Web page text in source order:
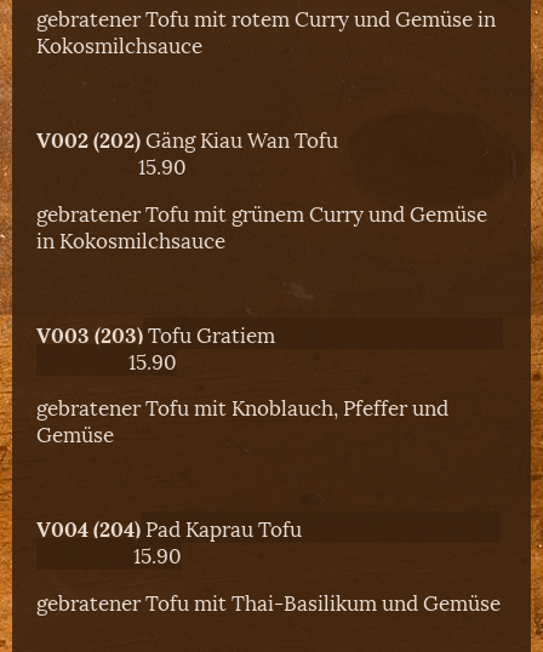
gebratener Tofu mit rotem Curry und Gemüse in
Kokosmilchsauce
V002 (202)Gäng Kiau Wan Tofu
15.90
gebratener Tofu mit grünem Curry und Gemüse
in Kokosmilchsauce
V003 (203)Tofu Gratiem
15.90
gebratener Tofu mit Knoblauch, Pfeffer und
Gemüse
V004 (204)Pad Kaprau Tofu
15.90
gebratener Tofu mit Thai-Basilikum und Gemüse